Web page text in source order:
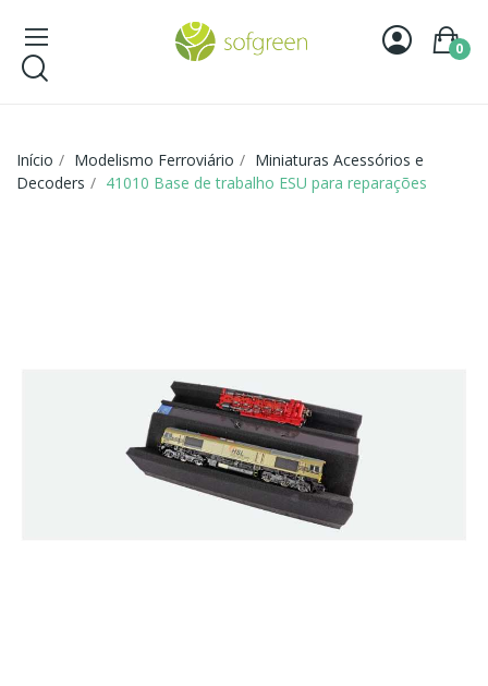
0
Início Modelismo Ferroviário
Miniaturas Acessórios e
Decoders
41010 Base de trabalho ESU para reparações